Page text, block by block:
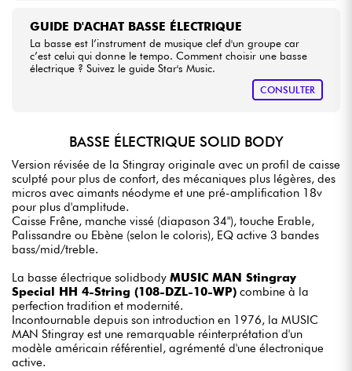
GUIDE D'ACHAT BASSE ÉLECTRIQUE
La basse est l’instrument de musique clef d'un groupe car
c’est celui qui donne le tempo. Comment choisir une basse
électrique ? Suivez le guide Star's Music.
CONSULTER
BASSE ÉLECTRIQUE SOLID BODY
Version révisée de la Stingray originale avec un profil de caisse
sculpté pour plus de confort, des mécaniques plus légères, des
micros avec aimants néodyme et une pré-amplification 18v
pour plus d'amplitude.
Caisse Frêne, manche vissé (diapason 34"), touche Erable,
Palissandre ou Ebène (selon le coloris), EQ active 3 bandes
bass/mid/treble.
La basse électrique solidbody MUSIC MAN Stingray
Special HH 4-String (108-DZL-10-WP) combine à la
perfection tradition et modernité.
Incontournable depuis son introduction en 1976, la MUSIC
MAN Stingray est une remarquable réinterprétation d'un
modèle américain référentiel, agrémenté d'une électronique
active.